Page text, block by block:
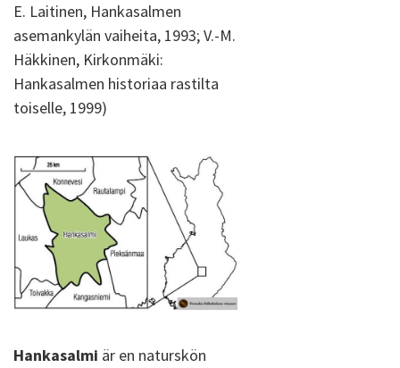
E. Laitinen, Hankasalmen
asemankylän vaiheita, 1993; V.-M.
Häkkinen, Kirkonmäki:
Hankasalmen historiaa rastilta
toiselle, 1999)
Hankasalmi är en naturskön